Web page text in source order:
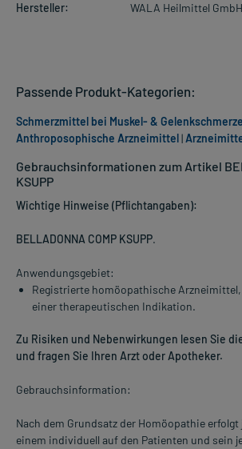
Hersteller:
WALA Heilmittel GmbH
Gebrauchsinformationen zum Artikel
KSUPP
Wichtige Hinweise (Pflichtangaben):
BELLADONNA COMP KSUPP.
Anwendungsgebiet:
Registrierte homöopathische Arzneimittel,
einer therapeutischen Indikation.
Zu Risiken und Nebenwirkungen lesen Sie
und fragen Sie Ihren Arzt oder Apotheker.
Gebrauchsinformation:
Nach dem Grundsatz der Homöopathie
einem individuell auf den Patienten und sein
Passende Produkt-Kategorien:
Schmerzmittel bei Muskel- &
Anthroposophische Arzneimittel|